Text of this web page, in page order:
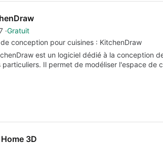
Gratuit
conception pour cuisines : KitchenDraw
est un logiciel dédié à la conception
particuliers. Il permet de modéliser l'espace de
3D